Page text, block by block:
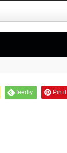
feedly Pin it